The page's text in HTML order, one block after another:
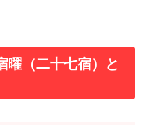
曜（二十七宿）と